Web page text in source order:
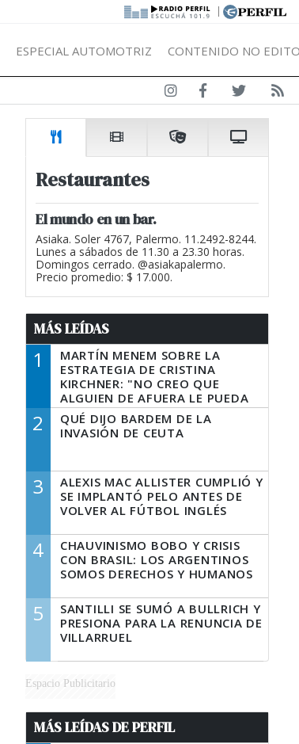
|
ESPECIAL AUTOMOTRIZ CONTENIDO NO
Restaurantes
El mundo en un bar.
Asiaka. Soler 4767, Palermo. 11.2492-8244.
Lunes a sábados de 11.30 a 23.30 horas.
Domingos cerrado. @asiakapalermo.
Precio promedio: $ 17.000.
MÁS LEÍDAS
1
MARTÍN MENEM SOBRE LA
ESTRATEGIA DE CRISTINA
KIRCHNER: "NO CREO QUE
ALGUIEN DE AFUERA LE PUEDA
DECIR A LA JUSTICIA LO QUE
TIENE QUE HACER"
2
QUÉ DIJO BARDEM DE LA
INVASIÓN DE CEUTA
3
ALEXIS MAC ALLISTER CUMPLIÓ Y
SE IMPLANTÓ PELO ANTES DE
VOLVER AL FÚTBOL INGLÉS
4
CHAUVINISMO BOBO Y CRISIS
CON BRASIL: LOS ARGENTINOS
SOMOS DERECHOS Y HUMANOS
5
SANTILLI SE SUMÓ A BULLRICH Y
PRESIONA PARA LA RENUNCIA DE
VILLARRUEL
Espacio Publicitario
MÁS LEÍDAS DE PERFIL